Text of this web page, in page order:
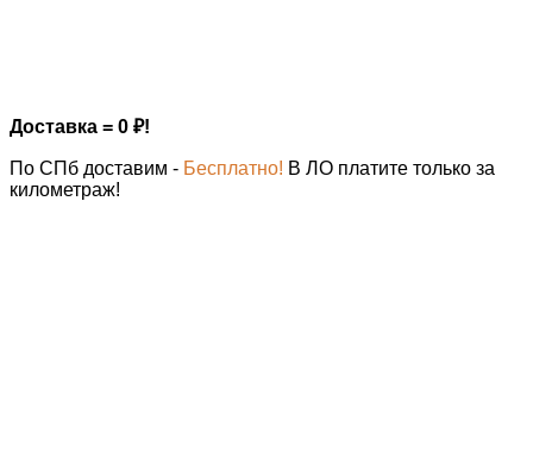
Доставка = 0 ₽!
По СПб доставим - Бесплатно! В ЛО платите только за
километраж!